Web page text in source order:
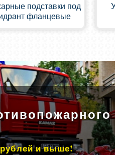
подставки под
фланцевые
рублей и выше!